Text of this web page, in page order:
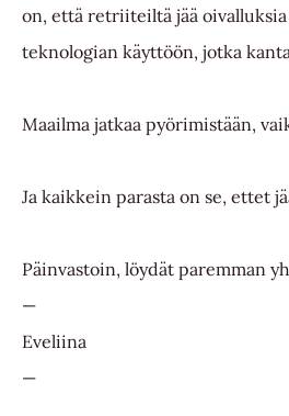
on, että retriiteiltä jää
teknologian käyttöön, jotka
Maailma jatkaa pyörimistään,
Ja kaikkein parasta on se, ettet
Päinvastoin, löydät paremman
—
Eveliina
—